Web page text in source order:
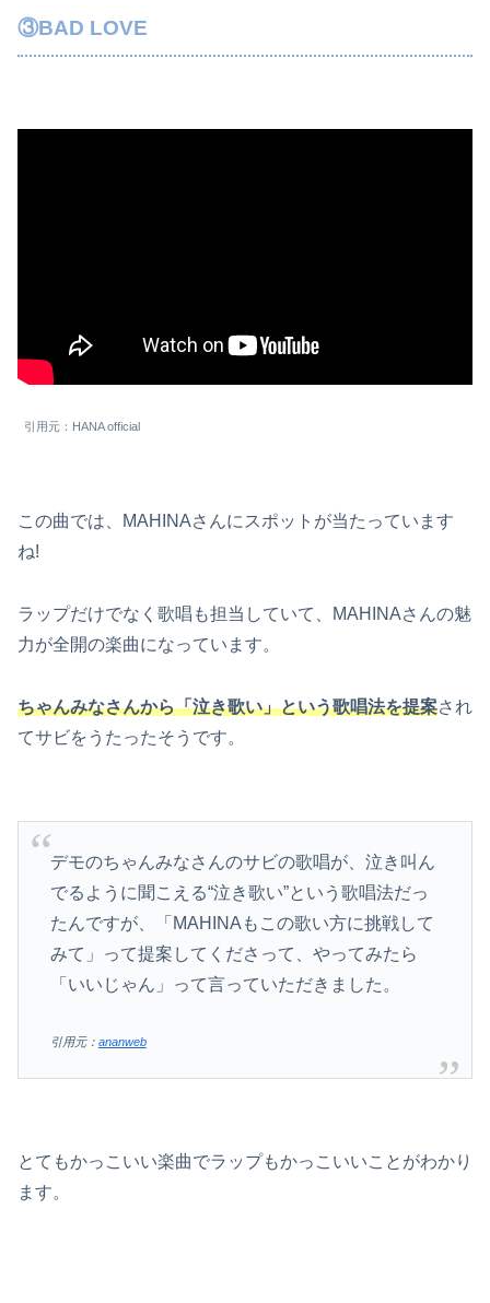
③BAD LOVE
引用元：HANA official
この曲では、MAHINAさんにスポットが当たっています
ね!
ラップだけでなく歌唱も担当していて、MAHINAさんの魅
力が全開の楽曲になっています。
ちゃんみなさんから「泣き歌い」という歌唱法を提案され
てサビをうたったそうです。
デモのちゃんみなさんのサビの歌唱が、泣き叫ん
でるように聞こえる“泣き歌い”という歌唱法だっ
たんですが、「MAHINAもこの歌い方に挑戦して
みて」って提案してくださって、やってみたら
「いいじゃん」って言っていただきました。
引用元： ananweb
とてもかっこいい楽曲でラップもかっこいいことがわかり
ます。